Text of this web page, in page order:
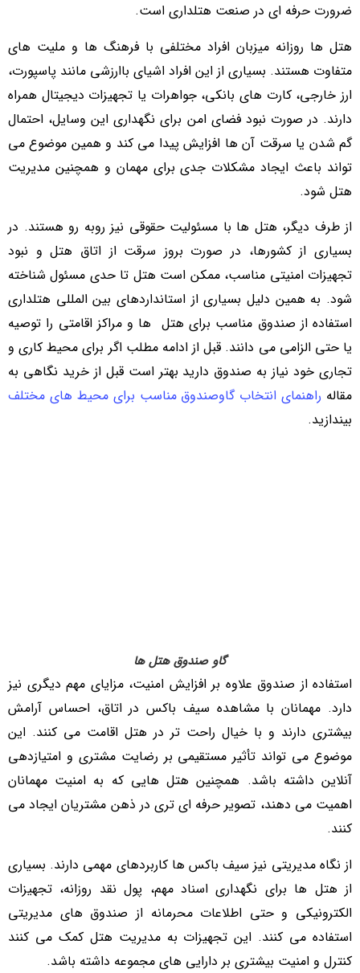
ضرورت حرفه ای در صنعت هتلداری است.
هتل ها روزانه میزبان افراد مختلفی با فرهنگ ها و ملیت های
متفاوت هستند. بسیاری از این افراد اشیای باارزشی مانند پاسپورت،
ارز خارجی، کارت های بانکی، جواهرات یا تجهیزات دیجیتال همراه
دارند. در صورت نبود فضای امن برای نگهداری این وسایل، احتمال
گم شدن یا سرقت آن ها افزایش پیدا می کند و همین موضوع می
تواند باعث ایجاد مشکلات جدی برای مهمان و همچنین مدیریت
هتل شود.
از طرف دیگر، هتل ها با مسئولیت حقوقی نیز روبه رو هستند. در
بسیاری از کشورها، در صورت بروز سرقت از اتاق هتل و نبود
تجهیزات امنیتی مناسب، ممکن است هتل تا حدی مسئول شناخته
شود. به همین دلیل بسیاری از استانداردهای بین المللی هتلداری
استفاده از صندوق مناسب برای هتل ها و مراکز اقامتی را توصیه
یا حتی الزامی می دانند. قبل از ادامه مطلب اگر برای محیط کاری و
تجاری خود نیاز به صندوق دارید بهتر است قبل از خرید نگاهی به
مقاله راهنمای انتخاب گاوصندوق مناسب برای محیط های مختلف
بیندازید.
گاو صندوق هتل ها
استفاده از صندوق علاوه بر افزایش امنیت، مزایای مهم دیگری نیز
دارد. مهمانان با مشاهده سیف باکس در اتاق، احساس آرامش
بیشتری دارند و با خیال راحت تر در هتل اقامت می کنند. این
موضوع می تواند تأثیر مستقیمی بر رضایت مشتری و امتیازدهی
آنلاین داشته باشد. همچنین هتل هایی که به امنیت مهمانان
اهمیت می دهند، تصویر حرفه ای تری در ذهن مشتریان ایجاد می
کنند.
از نگاه مدیریتی نیز سیف باکس ها کاربردهای مهمی دارند. بسیاری
از هتل ها برای نگهداری اسناد مهم، پول نقد روزانه، تجهیزات
الکترونیکی و حتی اطلاعات محرمانه از صندوق های مدیریتی
استفاده می کنند. این تجهیزات به مدیریت هتل کمک می کنند
کنترل و امنیت بیشتری بر دارایی های مجموعه داشته باشد.